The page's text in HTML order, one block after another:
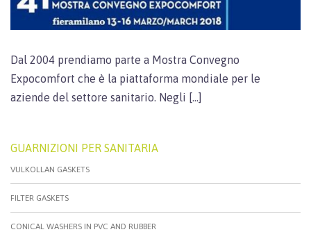
Dal 2004 prendiamo parte a Mostra Convegno
Expocomfort che è la piattaforma mondiale per le
aziende del settore sanitario. Negli […]
GUARNIZIONI PER SANITARIA
VULKOLLAN GASKETS
FILTER GASKETS
CONICAL WASHERS IN PVC AND RUBBER